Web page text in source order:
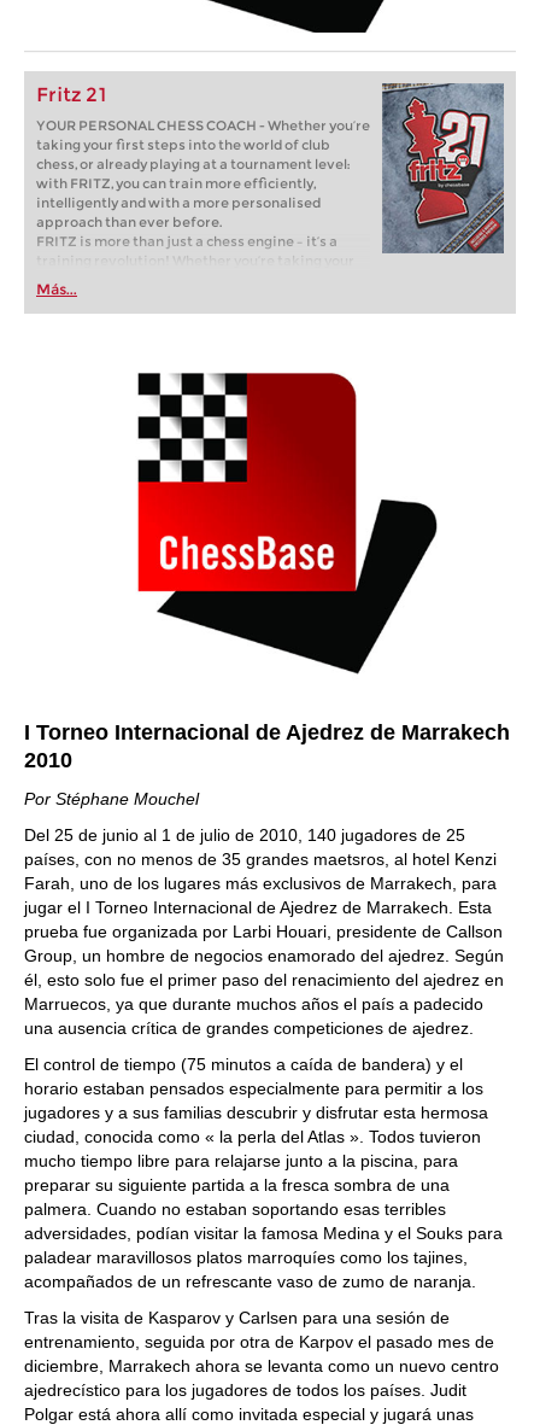
Fritz 21
YOUR PERSONAL CHESS COACH - Whether you’re
taking your first steps into the world of club
chess, or already playing at a tournament level:
with FRITZ, you can train more efficiently,
intelligently and with a more personalised
approach than ever before.
FRITZ is more than just a chess engine – it’s a
training revolution! Whether you’re taking your
first steps into the world of club chess, or already
playing at a tournament level: with FRITZ, you can
train more efficiently, intelligently and with a
Más...
I Torneo Internacional de Ajedrez de Marrakech
2010
Por Stéphane Mouchel
Del 25 de junio al 1 de julio de 2010 , 140 jugadores de 25
países, con no menos de 35 grandes maetsros al hotel Kenzi
Farah, uno de los lugares más exclusivos de Marrakech, para
jugar el I Torneo Internacional de Ajedrez de Marrakech. Esta
prueba fue organizada por Larbi Houari, presidente de Callson
Group, un hombre de negocios enamorado del ajedrez Según
él, esto solo fue el primer paso del renacimiento del ajedrez en
Marruecos, ya que durante muchos años el país a padecido
una ausencia crítica de grandes competiciones de ajedrez
El control de tiempo (75 minutos a caída de bandera) y el
horario estaban pensados especialmente para permitir a los
jugadores y a sus familias descubrir y disfrutar esta hermosa
ciudad conocida como « la perla delAtlas ». Todos tuvieron
mucho tiempo libre para relajarse junto a la piscina
para
preparar su siguiente partida a la fresca sombra de una
palmera Cuando no estaban soportando esas terribles
adversidades, podían visitar la famosa Medina y el Souks para
paladear maravillosos platos marroquíes como los tajines,
acompañados de un refrescante vaso de zumo de naranja
Tras la visita de Kasparov y Carlsen para una sesión de
entrenamiento, seguida por otra de Karpov el pasado mes de
diciembre , Marrakech ahora se levanta como un nuevo centro
ajedrecístico para los jugadores de todos los países. Judit
Polgar está ahora allí como invitada especial y jugará unas